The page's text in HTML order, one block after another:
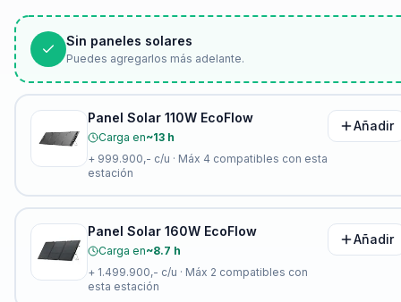
Sin paneles solares
Puedes agregarlos más adelante.
Panel Solar 110W EcoFlow
Carga en~13 h
+ 999.900,- c/u · Máx 4 compatibles con esta
estación
Añadir
Panel Solar 160W EcoFlow
Carga en~8.7 h
+ 1.499.900,- c/u · Máx 2 compatibles con
esta estación
Añadir